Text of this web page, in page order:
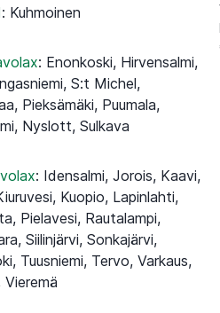
: Kuhmoinen
: Enonkoski, Hirvensalmi,
S:t Michel,
Pieksämäki, Puumala,
Nyslott, Sulkava
: Idensalmi, Jorois, Kaavi,
Kuopio, Lapinlahti,
Pielavesi, Rautalampi,
Siilinjärvi, Sonkajärvi,
Tuusniemi, Tervo, Varkaus,